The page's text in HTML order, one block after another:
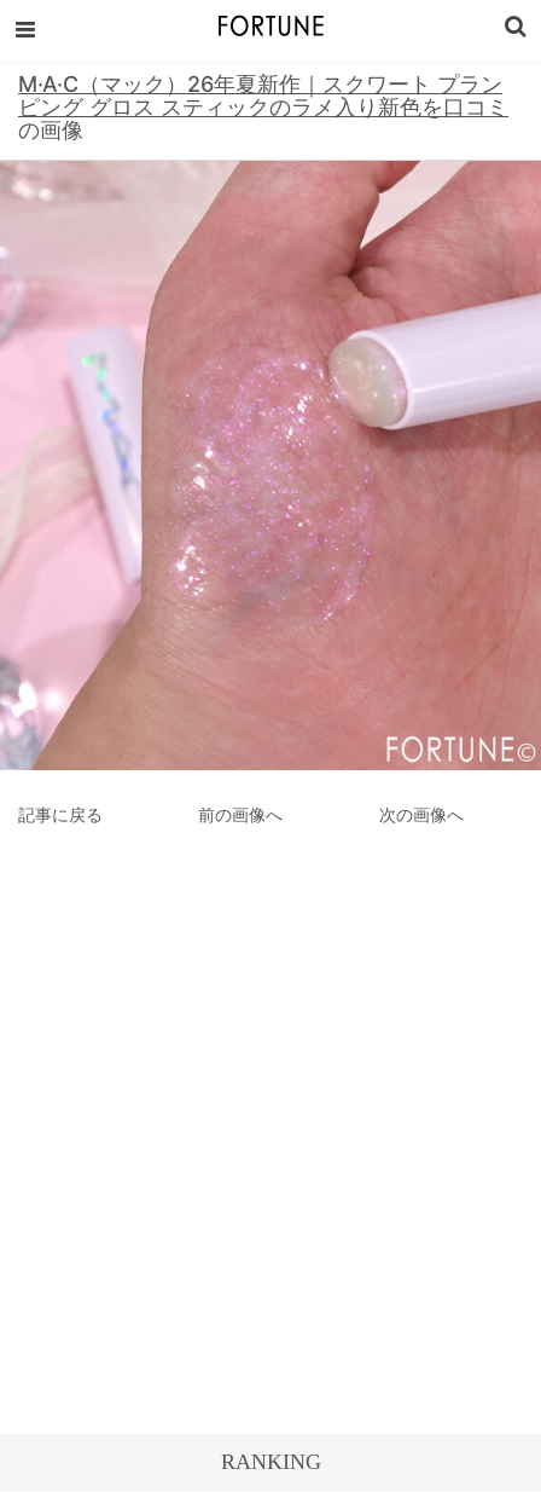
M·A·C（マック）26年夏新作｜スクワート プラン
ピング グロス スティックのラメ入り新色を口コミ
の画像
記事に戻る 前の画像へ 次の画像へ
RANKING